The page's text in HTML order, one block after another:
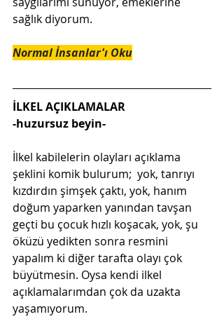
sağlık diyorum.
Normal İnsanlar'ı Oku
İLKEL AÇIKLAMALAR
-huzursuz beyin-
İlkel kabilelerin olayları açıklama
şeklini komik bulurum;  yok, tanrıyı
kızdırdın şimşek çaktı, yok, hanım
doğum yaparken yanından tavşan
geçti bu çocuk hızlı koşacak, yok, şu
öküzü yedikten sonra resmini
yapalım ki diğer tarafta olayı çok
büyütmesin. Oysa kendi ilkel
açıklamalarımdan çok da uzakta
yaşamıyorum.